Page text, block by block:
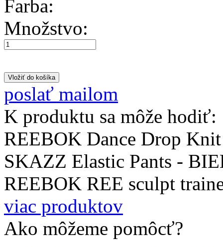
Farba:
Množstvo:
poslať mailom
K produktu sa môže hodiť:
REEBOK Dance Drop
SKAZZ Elastic Pants -
REEBOK REE sculpt
viac produktov
Ako môžeme pomôcť?